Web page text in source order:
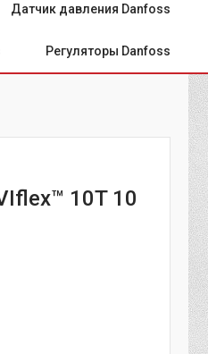
Датчик давления Danfoss
Регуляторы Danfoss
10T 10